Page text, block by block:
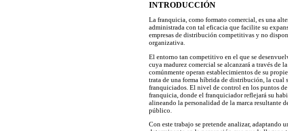
INTRODUCCIÓN
La franquicia, como formato comercial, es una
administrada con tal eficacia que facilite su
empresas de distribución competitivas y no
organizativa.
El entorno tan competitivo en el que se
cuya madurez comercial se alcanzará a través de
comúnmente operan establecimientos de su
trata de una forma híbrida de distribución, la cual
franquiciados. El nivel de control en los puntos
franquicia, donde el franquiciador reflejará su
alineando la personalidad de la marca resultante
público.
Con este trabajo se pretende analizar, adaptando